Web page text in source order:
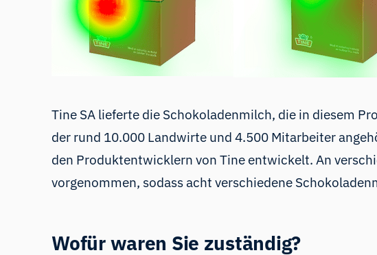
Tine SA lieferte die Schokoladenmilch, die in diesem
der rund 10.000 Landwirte und 4.500 Mitarbeiter
den Produktentwicklern von Tine entwickelt. An
vorgenommen, sodass acht verschiedene
Wofür waren Sie zuständig?